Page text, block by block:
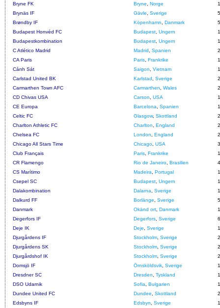
Bryne FK
Bryne Norge
1
Brynäs IF
Gävle Sverige
5
Brøndby IF
Köpenhamn Danmark
5
Budapest Honvéd FC
Budapest Ungern
1
Budapestkombination
Budapest Ungern
1
C Atlético Madrid
Madrid Spanien
2
CA Paris
Paris Frankrike
1
Cảnh Sát
Saigon Vietnam
1
Carlstad United BK
Karlstad Sverige
2
Carmarthen Town AFC
Carmarthen Wales
2
CD Chivas USA
Carson USA
1
CE Europa
Barcelona Spanien
1
Celtic FC
Glasgow, Skottland
2
Charlton Athletic FC
Charlton England
2
Chelsea FC
London England
2
Chicago All Stars Time
Chicago USA
3
Club Français
Paris Frankrike
1
CR Flamengo
Rio de Janeiro Brasilien
4
CS Marítimo
Madeira Portugal
1
Csepel SC
Budapest Ungern
1
Dalakombination
Dalarna Sverige
1
Dalkurd FF
Borlänge Sverige
5
Danmark
Okänd ort Danmark
1
Degerfors IF
Degerfors Sverige
Deje IK
Deje Sverige
1
Djurgårdens IF
Stockholm Sverige
Djurgårdens SK
Stockholm Sverige
2
Djurgårdshof IK
Stockholm Sverige
2
Domsjö IF
Örnsköldsvik Sverige
1
Dresdner SC
Dresden Tyskland
1
DSO Udarnik
Sofia Bulgarien
1
Dundee United FC
Dundee Skottland
2
Edsbyns IF
Edsbyn Sverige
1